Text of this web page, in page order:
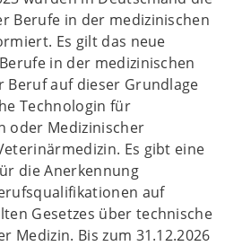
Berufe in der medizinischen
Es gilt das neue
in der medizinischen
Beruf auf dieser Grundlage
Technologin für
oder Medizinischer
Es gibt eine
die Anerkennung
auf
Gesetzes über technische
Medizin. Bis zum 31.12.2026